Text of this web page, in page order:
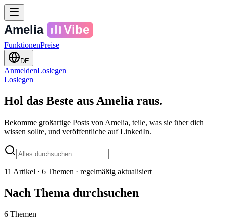
Amelia Vibe
FunktionenPreise
DE
AnmeldenLoslegen
Loslegen
Hol das Beste aus Amelia raus.
Bekomme großartige Posts von Amelia, teile, was sie über dich
wissen sollte, und veröffentliche auf LinkedIn.
11 Artikel · 6 Themen · regelmäßig aktualisiert
Nach Thema durchsuchen
6 Themen